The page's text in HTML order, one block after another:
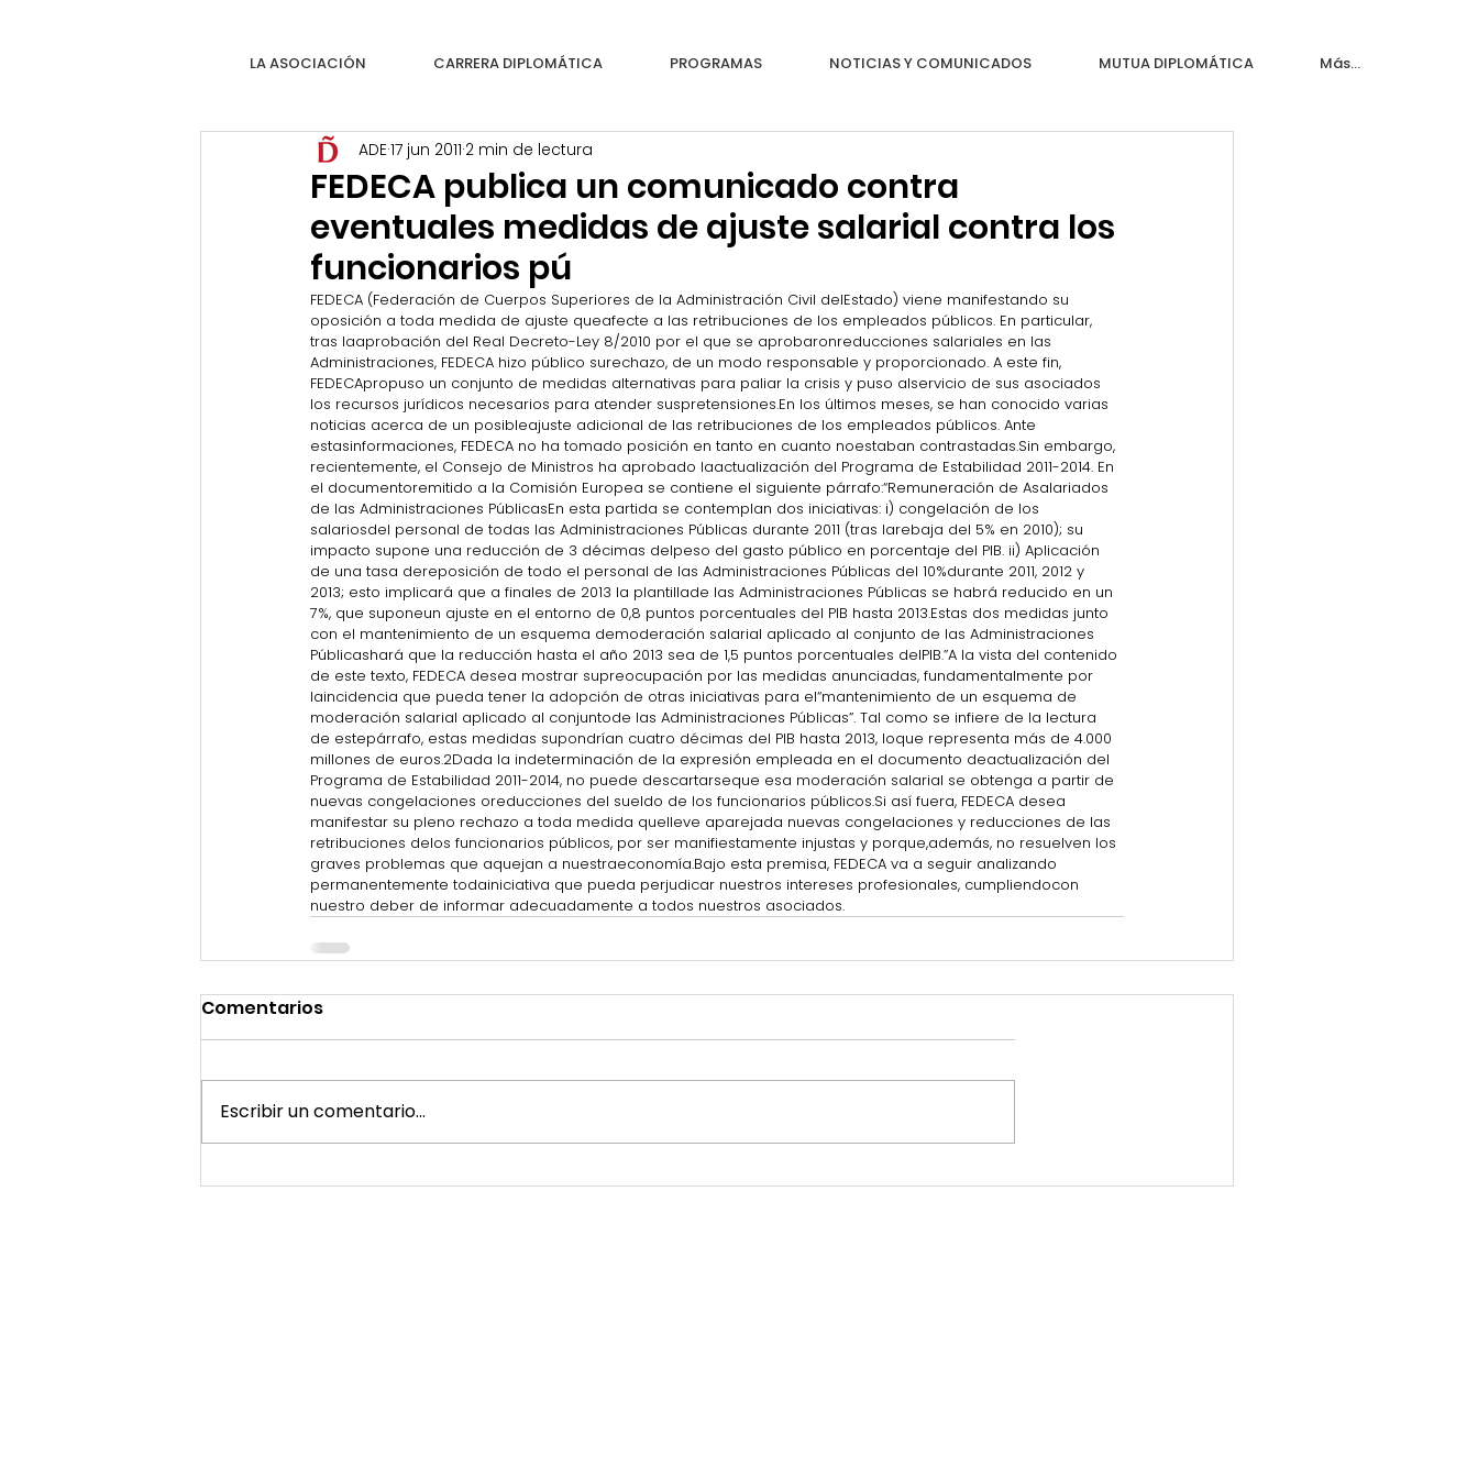
LA ASOCIACIÓN CARRERA DIPLOMÁTICA PROGRAMAS NOTICIAS Y COMUNICADOS MUTUA DIPLOMÁTICA Más...
FEDECA publica un comunicado contra
eventuales medidas de ajuste salarial contra los
funcionarios pú
ADE17 jun 2011 2 min de lectura
FEDECA (Federación de Cuerpos Superiores de la Administración Civil delEstado) viene manifestando su
oposición a toda medida de ajuste queafecte a las retribuciones de los empleados públicos. En particular,
tras laaprobación del Real Decreto-Ley 8/2010 por el que se aprobaronreducciones salariales en las
Administraciones, FEDECA hizo público surechazo, de un modo responsable y proporcionado. A este fin,
FEDECApropuso un conjunto de medidas alternativas para paliar la crisis y puso alservicio de sus asociados
los recursos jurídicos necesarios para atender suspretensiones.En los últimos meses, se han conocido varias
noticias acerca de un posibleajuste adicional de las retribuciones de los empleados públicos. Ante
estasinformaciones, FEDECA no ha tomado posición en tanto en cuanto noestaban contrastadas.Sin embargo,
recientemente, el Consejo de Ministros ha aprobado laactualización del Programa de Estabilidad 2011-2014. En
el documentoremitido a la Comisión Europea se contiene el siguiente párrafo:“Remuneración de Asalariados
de las Administraciones PúblicasEn esta partida se contemplan dos iniciativas: i) congelación de los
salariosdel personal de todas las Administraciones Públicas durante 2011 (tras larebaja del 5% en 2010); su
impacto supone una reducción de 3 décimas delpeso del gasto público en porcentaje del PIB. ii) Aplicación
de una tasa dereposición de todo el personal de las Administraciones Públicas del 10%durante 2011, 2012 y
2013; esto implicará que a finales de 2013 la plantillade las Administraciones Públicas se habrá reducido en un
7%, que suponeun ajuste en el entorno de 0,8 puntos porcentuales del PIB hasta 2013.Estas dos medidas junto
con el mantenimiento de un esquema demoderación salarial aplicado al conjunto de las Administraciones
Públicashará que la reducción hasta el año 2013 sea de 1,5 puntos porcentuales delPIB.”A la vista del contenido
de este texto, FEDECA desea mostrar supreocupación por las medidas anunciadas, fundamentalmente por
laincidencia que pueda tener la adopción de otras iniciativas para el“mantenimiento de un esquema de
moderación salarial aplicado al conjuntode las Administraciones Públicas”. Tal como se infiere de la lectura
de estepárrafo, estas medidas supondrían cuatro décimas del PIB hasta 2013, loque representa más de 4.000
millones de euros.2Dada la indeterminación de la expresión empleada en el documento deactualización del
Programa de Estabilidad 2011-2014, no puede descartarseque esa moderación salarial se obtenga a partir de
nuevas congelaciones oreducciones del sueldo de los funcionarios públicos.Si así fuera, FEDECA desea
manifestar su pleno rechazo a toda medida quelleve aparejada nuevas congelaciones y reducciones de las
retribuciones delos funcionarios públicos, por ser manifiestamente injustas y porque,además, no resuelven los
graves problemas que aquejan a nuestraeconomía.Bajo esta premisa, FEDECA va a seguir analizando
permanentemente todainiciativa que pueda perjudicar nuestros intereses profesionales, cumpliendocon
nuestro deber de informar adecuadamente a todos nuestros asociados.
Comentarios
Escribir un comentario...